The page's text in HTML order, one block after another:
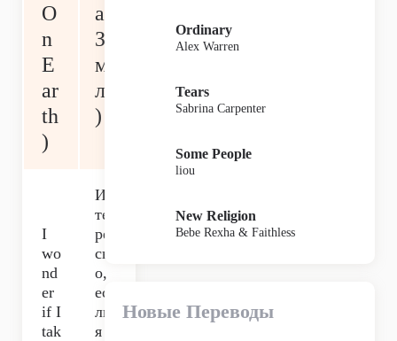
O
n
E
ar
th
)
а
Зе
м
ле
)
I
wo
nd
er
if I
tak
Ин
те
ре
сн
о,
ес
ли
я
Ordinary
Alex Warren
Tears
Sabrina Carpenter
Some People
liou
New Religion
Bebe Rexha & Faithless
Новые Переводы